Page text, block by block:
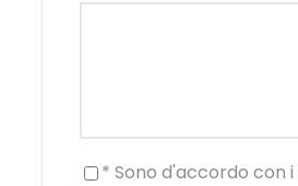
* Sono d'accordo con i